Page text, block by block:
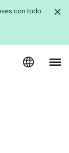
con todo